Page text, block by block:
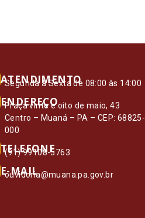
ATENDIMENTO
Segunda à Sexta de 08:00 às 14:00
ENDEREÇO
Praça vinte e oito de maio, 43
Centro – Muaná – PA – CEP: 68825-
000
TELEFONE
(91) 99108-5763
E-MAIL
ouvidoria@muana.pa.gov.br